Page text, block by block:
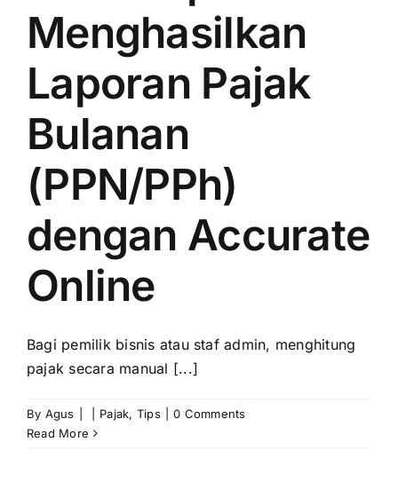
Menghasilkan
Laporan Pajak
Bulanan
(PPN/PPh)
dengan Accurate
Online
Bagi pemilik bisnis atau staf admin, menghitung
pajak secara manual [...]
By Agus Pajak, Tips
0 Comments
Read More